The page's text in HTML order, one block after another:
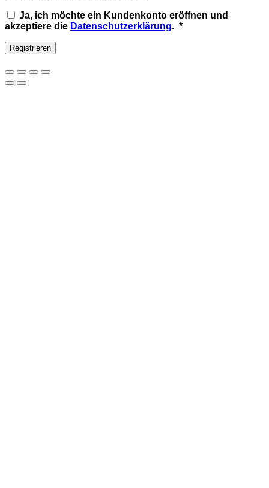
Ja, ich möchte ein Kundenkonto eröffnen und
akzeptiere die Datenschutzerklärung. *Erforderlich
Registrieren